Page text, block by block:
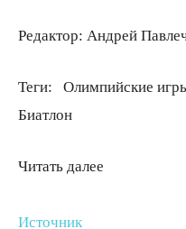
Редактор: Андрей
Теги:
Олимпийские
Биатлон
Читать далее
Источник